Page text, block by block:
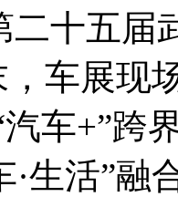
十五届
车展现
车+”跨
·生活”